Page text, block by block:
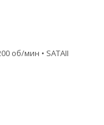
об/мин • SATAII